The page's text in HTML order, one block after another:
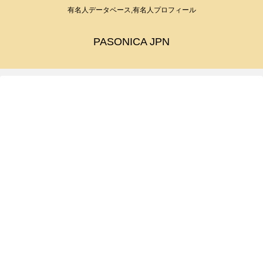
有名人データベース,有名人プロフィール
PASONICA JPN